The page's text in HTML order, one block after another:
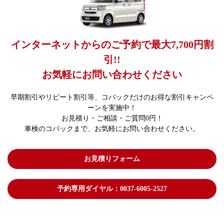
インターネットからのご予約で最大7,700円割
引!!
お気軽にお問い合わせください
早期割引やリピート割引等、コバックだけのお得な割引キャンペ
ーンを実施中！
お見積り・ご相談・ご質問0円！
車検のコバックまで、お気軽にお問い合わせください。
お見積りフォーム
予約専用ダイヤル：0037-6005-2527